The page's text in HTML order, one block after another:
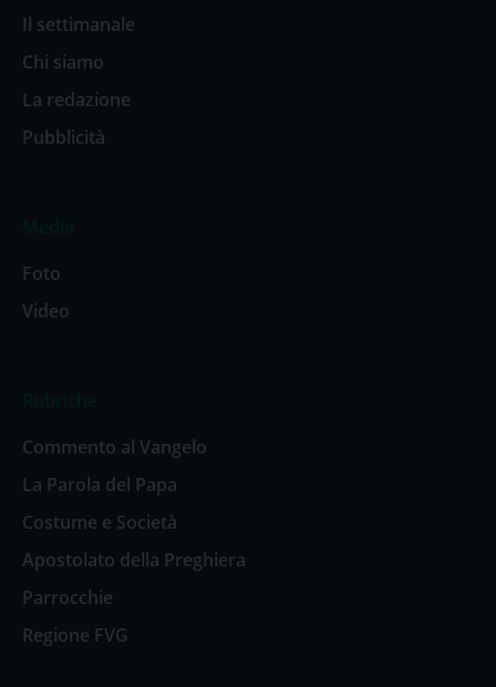
Il settimanale
Chi siamo
La redazione
Pubblicità
Foto
Video
Commento al Vangelo
La Parola del Papa
Costume e Società
Apostolato della Preghiera
Parrocchie
Regione FVG